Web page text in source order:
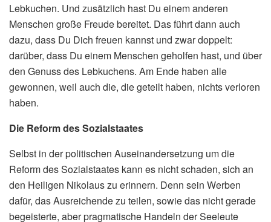
Lebkuchen. Und zusätzlich hast Du einem anderen
Menschen große Freude bereitet. Das führt dann auch
dazu, dass Du Dich freuen kannst und zwar doppelt:
darüber, dass Du einem Menschen geholfen hast, und über
den Genuss des Lebkuchens. Am Ende haben alle
gewonnen, weil auch die, die geteilt haben, nichts verloren
haben.
Die Reform des Sozialstaates
Selbst in der politischen Auseinandersetzung um die
Reform des Sozialstaates kann es nicht schaden, sich an
den Heiligen Nikolaus zu erinnern. Denn sein Werben
dafür, das Ausreichende zu teilen, sowie das nicht gerade
begeisterte, aber pragmatische Handeln der Seeleute